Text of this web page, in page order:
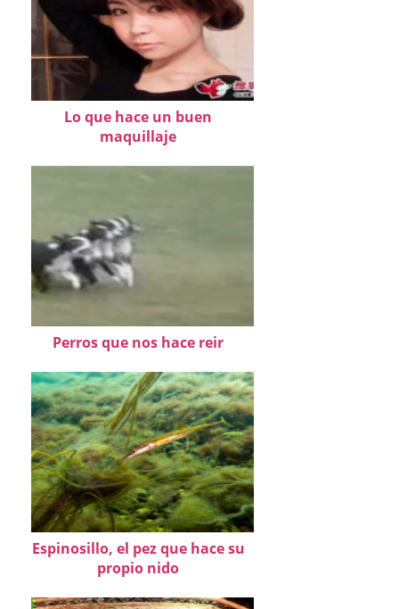
Lo que hace un buen
maquillaje
Perros que nos hace reir
Espinosillo, el pez que hace su
propio nido